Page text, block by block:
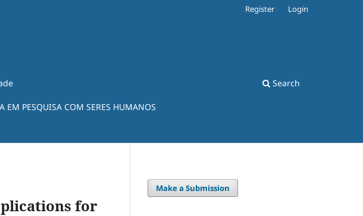
EM PESQUISA COM SERES HUMANOS
Search
Register Login
for
Make a Submission